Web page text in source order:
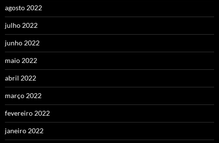
agosto 2022
julho 2022
junho 2022
maio 2022
abril 2022
março 2022
fevereiro 2022
janeiro 2022